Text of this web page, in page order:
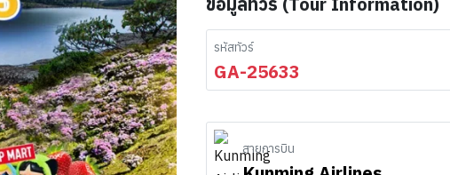
รหัสทัวร์
GA-25633
สายการบิน